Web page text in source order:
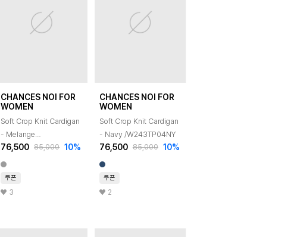
CHANCES NOI FOR
WOMEN
Soft Crop Knit Cardigan
- Melange
/W243TP04ML
76,500 85,000 10%
쿠폰
3
CHANCES NOI FOR
WOMEN
Soft Crop Knit Cardigan
- Navy /W243TP04NY
76,500 85,000 10%
쿠폰
2